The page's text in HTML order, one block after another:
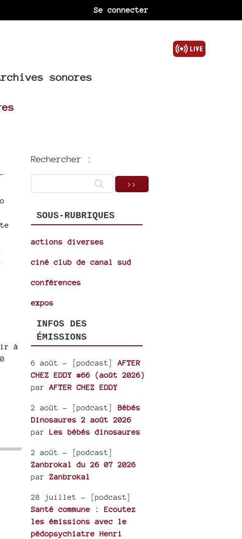
Se connecter
sonores
à
Rechercher :
SOUS-RUBRIQUES
actions diverses
ciné club de canal sud
conférences
expos
INFOS DES
ÉMISSIONS
6 août- [podcast]AFTER
CHEZ EDDY #66 (août 2026)
parAFTER CHEZ EDDY
2 août- [podcast]Bébés
Dinosaures 2 août 2026
parLes bébés dinosaures
2 août- [podcast]
Zanbrokal du 26 07 2026
parZanbrokal
28 juillet- [podcast]
Santé commune : Ecoutez
les émissions avec le
pédopsychiatre Henri